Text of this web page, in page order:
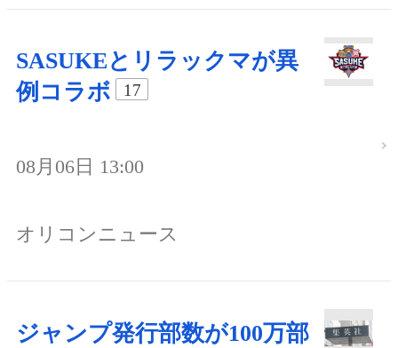
SASUKEとリラックマが異
例コラボ
17
08月06日 13:00
オリコンニュース
ジャンプ発行部数が100万部